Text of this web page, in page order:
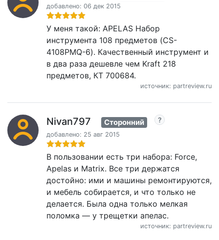
добавлено: 06 дек 2015
У меня такой: APELAS Набор
инструмента 108 предметов (CS-
4108PMQ-6). Качественный инструмент и
в два раза дешевле чем Kraft 218
предметов, КТ 700684.
источник: partreview.ru
Nivan797 Сторонний
добавлено: 25 авг 2015
В пользовании есть три набора: Force,
Apelas и Matrix. Все три держатся
достойно: ими и машины ремонтируются,
и мебель собирается, и что только не
делается. Была одна только мелкая
поломка — у трещетки апелас.
источник: partreview.ru